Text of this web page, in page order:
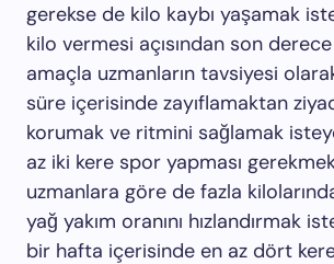
gerekse de kilo kaybı yaşamak
kilo vermesi açısından son
amaçla uzmanların tavsiyesi
süre içerisinde zayıflamaktan
korumak ve ritmini sağlamak
az iki kere spor yapması
uzmanlara göre de fazla
yağ yakım oranını hızlandırmak
bir hafta içerisinde en az dört